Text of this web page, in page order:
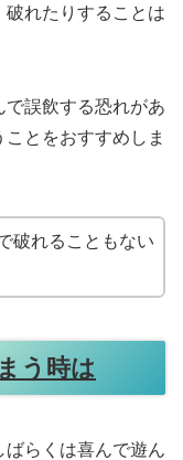
破れたりすることは
で誤飲する恐れがあ
とをおすすめしま
破れることもない
う時は
らくは喜んで遊ん